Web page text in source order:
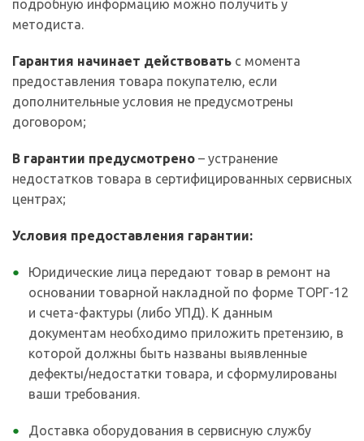
подробную информацию можно получить у
методиста.
Гарантия начинает действовать с момента
предоставления товара покупателю, если
дополнительные условия не предусмотрены
договором;
В гарантии предусмотрено – устранение
недостатков товара в сертифицированных сервисных
центрах;
Условия предоставления гарантии:
Юридические лица передают товар в ремонт на
основании товарной накладной по форме ТОРГ-12
и счета-фактуры (либо УПД). К данным
документам необходимо приложить претензию, в
которой должны быть названы выявленные
дефекты/недостатки товара, и сформулированы
ваши требования.
Доставка оборудования в сервисную службу